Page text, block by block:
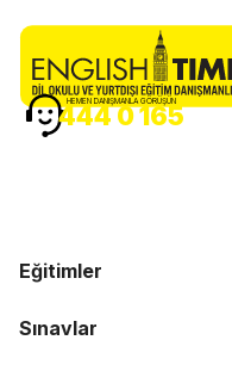
Eğitimler
Sınavlar
HEMEN DANIŞMANLA GÖRÜŞÜN
444 0 165